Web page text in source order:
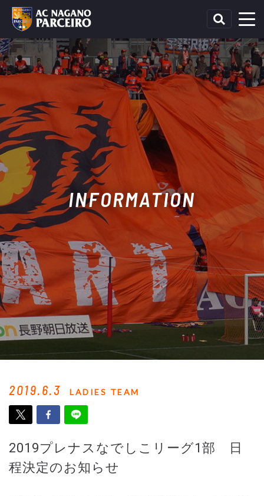
INFORMATION
2019.6.3 LADIES TEAM
2019プレナスなでしこリーグ1部 日
程決定のお知らせ